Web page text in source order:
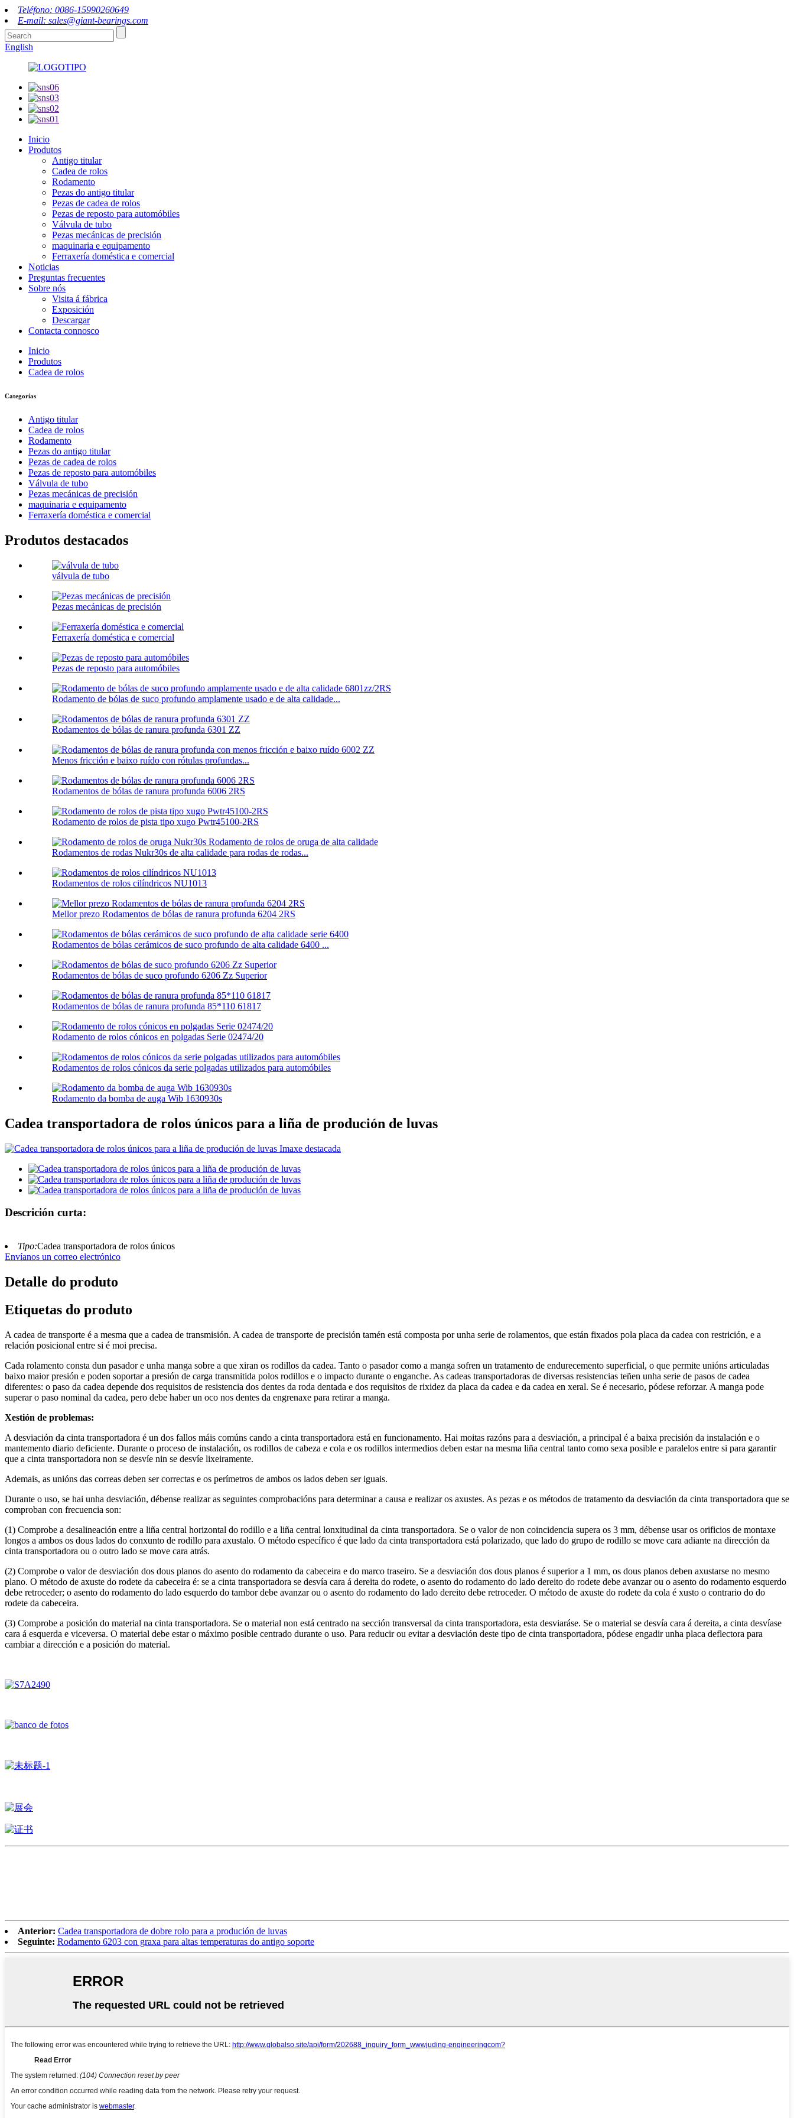
Teléfono: 0086-15990260649
E-mail: sales@giant-bearings.com
English
Inicio
Produtos
Antigo titular
Cadea de rolos
Rodamento
Pezas do antigo titular
Pezas de cadea de rolos
Pezas de reposto para automóbiles
Válvula de tubo
Pezas mecánicas de precisión
maquinaria e equipamento
Ferraxería doméstica e comercial
Noticias
Preguntas frecuentes
Sobre nós
Visita á fábrica
Exposición
Descargar
Contacta connosco
Inicio
Produtos
Cadea de rolos
Categorías
Antigo titular
Cadea de rolos
Rodamento
Pezas do antigo titular
Pezas de cadea de rolos
Pezas de reposto para automóbiles
Válvula de tubo
Pezas mecánicas de precisión
maquinaria e equipamento
Ferraxería doméstica e comercial
Produtos destacados
válvula de tubo
Pezas mecánicas de precisión
Ferraxería doméstica e comercial
Pezas de reposto para automóbiles
Rodamento de bólas de suco profundo amplamente usado e de alta calidade...
Rodamentos de bólas de ranura profunda 6301 ZZ
Menos fricción e baixo ruído con rótulas profundas...
Rodamentos de bólas de ranura profunda 6006 2RS
Rodamento de rolos de pista tipo xugo Pwtr45100-2RS
Rodamentos de rodas Nukr30s de alta calidade para rodas de rodas...
Rodamentos de rolos cilíndricos NU1013
Mellor prezo Rodamentos de bólas de ranura profunda 6204 2RS
Rodamentos de bólas cerámicos de suco profundo de alta calidade 6400 ...
Rodamentos de bólas de suco profundo 6206 Zz Superior
Rodamentos de bólas de ranura profunda 85*110 61817
Rodamento de rolos cónicos en polgadas Serie 02474/20
Rodamentos de rolos cónicos da serie polgadas utilizados para automóbiles
Rodamento da bomba de auga Wib 1630930s
Cadea transportadora de rolos únicos para a liña de produción de luvas
Descrición curta:
Tipo:Cadea transportadora de rolos únicos
Envíanos un correo electrónico
Detalle do produto
Etiquetas do produto
A cadea de transporte é a mesma que a cadea de transmisión. A cadea de transporte de precisión tamén está composta por unha serie de rolamentos, que están fixados pola placa da cadea con restrición, e a
relación posicional entre si é moi precisa.
Cada rolamento consta dun pasador e unha manga sobre a que xiran os rodillos da cadea. Tanto o pasador como a manga sofren un tratamento de endurecemento superficial, o que permite unións articuladas
baixo maior presión e poden soportar a presión de carga transmitida polos rodillos e o impacto durante o enganche. As cadeas transportadoras de diversas resistencias teñen unha serie de pasos de cadea
diferentes: o paso da cadea depende dos requisitos de resistencia dos dentes da roda dentada e dos requisitos de rixidez da placa da cadea e da cadea en xeral. Se é necesario, pódese reforzar. A manga pode
superar o paso nominal da cadea, pero debe haber un oco nos dentes da engrenaxe para retirar a manga.
Xestión de problemas:
A desviación da cinta transportadora é un dos fallos máis comúns cando a cinta transportadora está en funcionamento. Hai moitas razóns para a desviación, a principal é a baixa precisión da instalación e o
mantemento diario deficiente. Durante o proceso de instalación, os rodillos de cabeza e cola e os rodillos intermedios deben estar na mesma liña central tanto como sexa posible e paralelos entre si para garantir
que a cinta transportadora non se desvíe nin se desvíe lixeiramente.
Ademais, as unións das correas deben ser correctas e os perímetros de ambos os lados deben ser iguais.
Durante o uso, se hai unha desviación, débense realizar as seguintes comprobacións para determinar a causa e realizar os axustes. As pezas e os métodos de tratamento da desviación da cinta transportadora que se
comproban con frecuencia son:
(1) Comprobe a desalineación entre a liña central horizontal do rodillo e a liña central lonxitudinal da cinta transportadora. Se o valor de non coincidencia supera os 3 mm, débense usar os orificios de montaxe
longos a ambos os dous lados do conxunto de rodillo para axustalo. O método específico é que lado da cinta transportadora está polarizado, que lado do grupo de rodillo se move cara adiante na dirección da
cinta transportadora ou o outro lado se move cara atrás.
(2) Comprobe o valor de desviación dos dous planos do asento do rodamento da cabeceira e do marco traseiro. Se a desviación dos dous planos é superior a 1 mm, os dous planos deben axustarse no mesmo
plano. O método de axuste do rodete da cabeceira é: se a cinta transportadora se desvía cara á dereita do rodete, o asento do rodamento do lado dereito do rodete debe avanzar ou o asento do rodamento esquerdo
debe retroceder; o asento do rodamento do lado esquerdo do tambor debe avanzar ou o asento do rodamento do lado dereito debe retroceder. O método de axuste do rodete da cola é xusto o contrario do do
rodete da cabeceira.
(3) Comprobe a posición do material na cinta transportadora. Se o material non está centrado na sección transversal da cinta transportadora, esta desviaráse. Se o material se desvía cara á dereita, a cinta desvíase
cara á esquerda e viceversa. O material debe estar o máximo posible centrado durante o uso. Para reducir ou evitar a desviación deste tipo de cinta transportadora, pódese engadir unha placa deflectora para
cambiar a dirección e a posición do material.
Anterior: Cadea transportadora de dobre rolo para a produción de luvas
Seguinte: Rodamento 6203 con graxa para altas temperaturas do antigo soporte